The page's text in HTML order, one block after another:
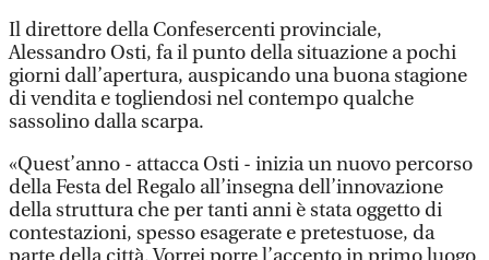
Il direttore della Confesercenti provinciale,
Alessandro Osti, fa il punto della situazione a pochi
giorni dall’apertura, auspicando una buona stagione
di vendita e togliendosi nel contempo qualche
sassolino dalla scarpa.
«Quest’anno - attacca Osti - inizia un nuovo percorso
della Festa del Regalo all’insegna dell’innovazione
della struttura che per tanti anni è stata oggetto di
contestazioni, spesso esagerate e pretestuose, da